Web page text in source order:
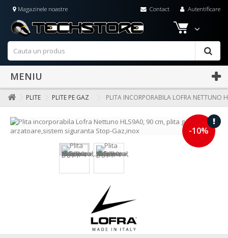
Autentificare
Contact
Magazinele noastre
MENIU
PLITE PLITE PE GAZ PLITA INCORPORABILA LOFRA NETTUNO
-10%